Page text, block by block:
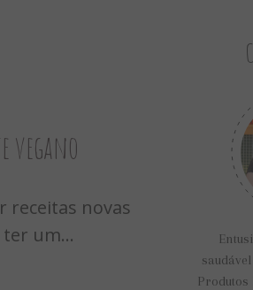
vegano
receitas novas
ter um...